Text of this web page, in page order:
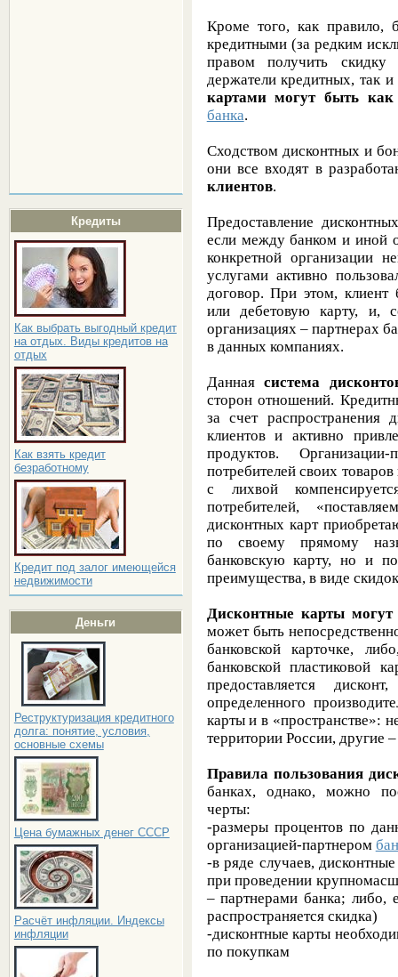
Кредиты
Как выбрать выгодный кредит
на отдых. Виды кредитов на
отдых
Как взять кредит
безработному
Кредит под залог имеющейся
недвижимости
Деньги
Реструктуризация кредитного
долга: понятие, условия,
основные схемы
Цена бумажных денег СССР
Расчёт инфляции. Индексы
инфляции
Кроме того, как правило,
кредитными (за редким
правом получить
держатели кредитных, так
картами могут быть
банка.
Сходством дисконтных и
они все входят в
клиентов.
Предоставление
если между банком и иной
конкретной организации
услугами активно
договор. При этом, клиент
или дебетовую карту, и,
организациях – партнерах
в данных компаниях.
Даннаясистема
сторон отношений.
за счет распространения
клиентов и активно
продуктов.
потребителей своих
с лихвой
потребителей,
дисконтных карт
по своему прямому
банковскую карту, но и
преимущества, в виде
Дисконтные карты
может быть
банковской карточке,
банковской пластиковой
предоставляется
определенного
карты и в «пространстве»:
территории России, другие
Правила пользования
банках, однако, можно
черты:
-размеры процентов по
организацией-партнером
-в ряде случаев,
при проведении
– партнерами банка; либо,
распространяется скидка)
-дисконтные карты
по покупкам